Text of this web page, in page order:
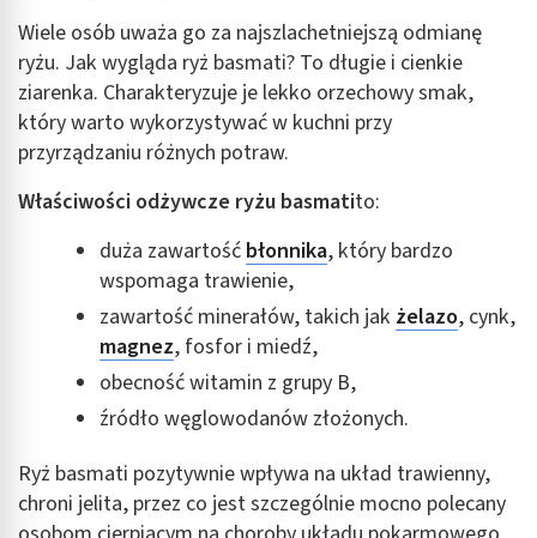
Wiele osób uważa go za najszlachetniejszą odmianę
ryżu. Jak wygląda ryż basmati? To długie i cienkie
ziarenka. Charakteryzuje je lekko orzechowy smak,
który warto wykorzystywać w kuchni przy
przyrządzaniu różnych potraw.
Właściwości odżywcze ryżu basmatito:
duża zawartość błonnika, który bardzo
wspomaga trawienie,
zawartość minerałów, takich jak żelazo, cynk,
magnez, fosfor i miedź,
obecność witamin z grupy B,
źródło węglowodanów złożonych.
Ryż basmati pozytywnie wpływa na układ trawienny,
chroni jelita, przez co jest szczególnie mocno polecany